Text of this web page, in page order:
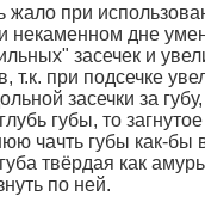
жало при
некаменном дне
засечек и
т.к. при подсечке
засечки за
губы, то
чачть губы как-бы
твёрдая как
по ней.